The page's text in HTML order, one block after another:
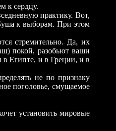
к сердцу.
практику. Вот,
к выборам. При этом
стремительно. Да, их
покой, разобьют ваши
в Египте, и в Греции, и в
не по признаку
поголовье, смущаемое
установить мировые